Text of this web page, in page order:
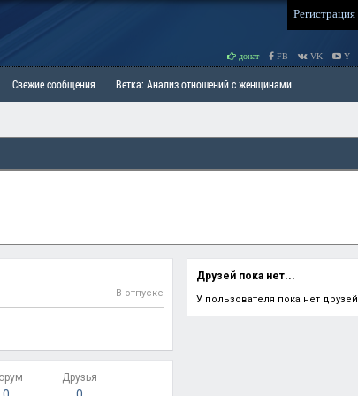
Регистрация
донат FB VK Y
Свежие сообщения Ветка: Анализ отношений с женщинами
В отпуске
Друзья
Друзей пока нет...
У пользователя пока нет друзей